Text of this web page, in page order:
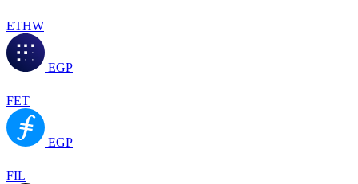
ETHW
EGP
FET
EGP
FIL